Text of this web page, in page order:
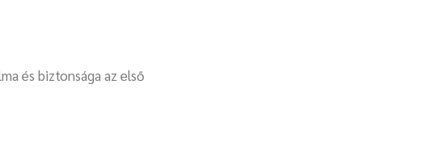
és biztonsága az első